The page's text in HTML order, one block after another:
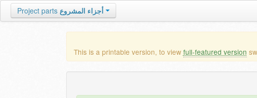
Project parts أجزاء المشروع
This is a printable version, to view full-featured version